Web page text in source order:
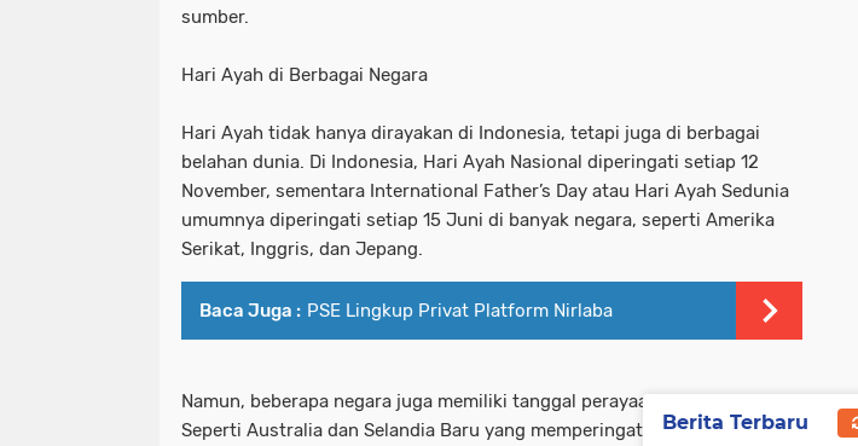
sumber.
Hari Ayah di Berbagai Negara
Hari Ayah tidak hanya dirayakan di Indonesia, tetapi juga di berbagai
belahan dunia. Di Indonesia, Hari Ayah Nasional diperingati setiap 12
November, sementara International Father’s Day atau Hari Ayah Sedunia
umumnya diperingati setiap 15 Juni di banyak negara, seperti Amerika
Serikat, Inggris, dan Jepang.
Baca Juga : PSE Lingkup Privat Platform Nirlaba
Namun, beberapa negara juga memiliki tanggal perayaan Hari Ayah.
Seperti Australia dan Selandia Baru yang memperingati Hari Ayah pada
Berita Terbaru